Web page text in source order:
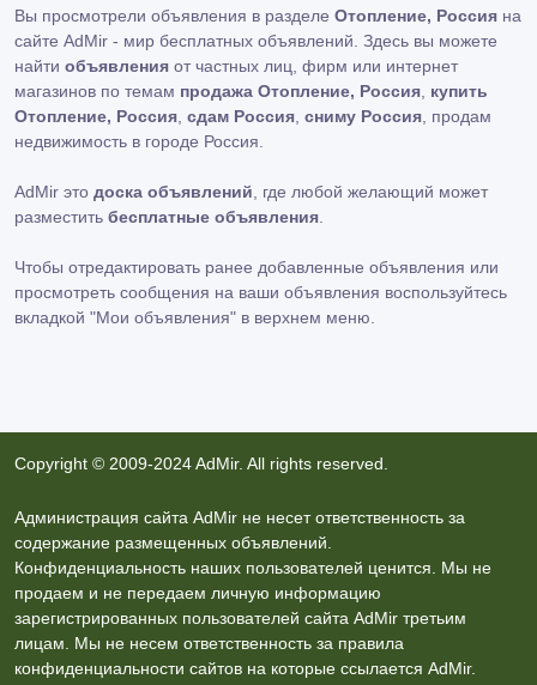
Вы просмотрели объявления в разделе Отопление, Россия на
сайте AdMir - мир бесплатных объявлений. Здесь вы можете
найти объявления от частных лиц, фирм или интернет
магазинов по темам продажа Отопление, Россия купить
Отопление, Россия сдам Россия сниму Россия , продам
недвижимость в городе Россия.
AdMir это доска объявлений , где любой желающий может
разместить бесплатные объявления
Чтобы отредактировать ранее добавленные объявления или
просмотреть сообщения на ваши объявления воспользуйтесь
вкладкой "Мои объявления" в верхнем меню.
Copyright © 2009-2024 AdMir. All rights reserved.
Администрация сайта AdMir не несет ответственность за
содержание размещенных объявлений.
Конфиденциальность наших пользователей ценится. Мы не
продаем и не передаем личную информацию
зарегистрированных пользователей сайта AdMir третьим
лицам. Мы не несем ответственность за правила
конфиденциальности сайтов на которые ссылается AdMir.